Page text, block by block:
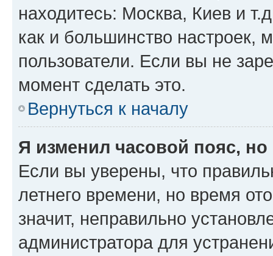
находитесь: Москва, Киев и
как и большинство настроек,
пользователи. Если вы не
момент сделать это.
Вернуться к началу
Я изменил часовой пояс,
Если вы уверены, что
летнего времени, но время
значит, неправильно
администратора для